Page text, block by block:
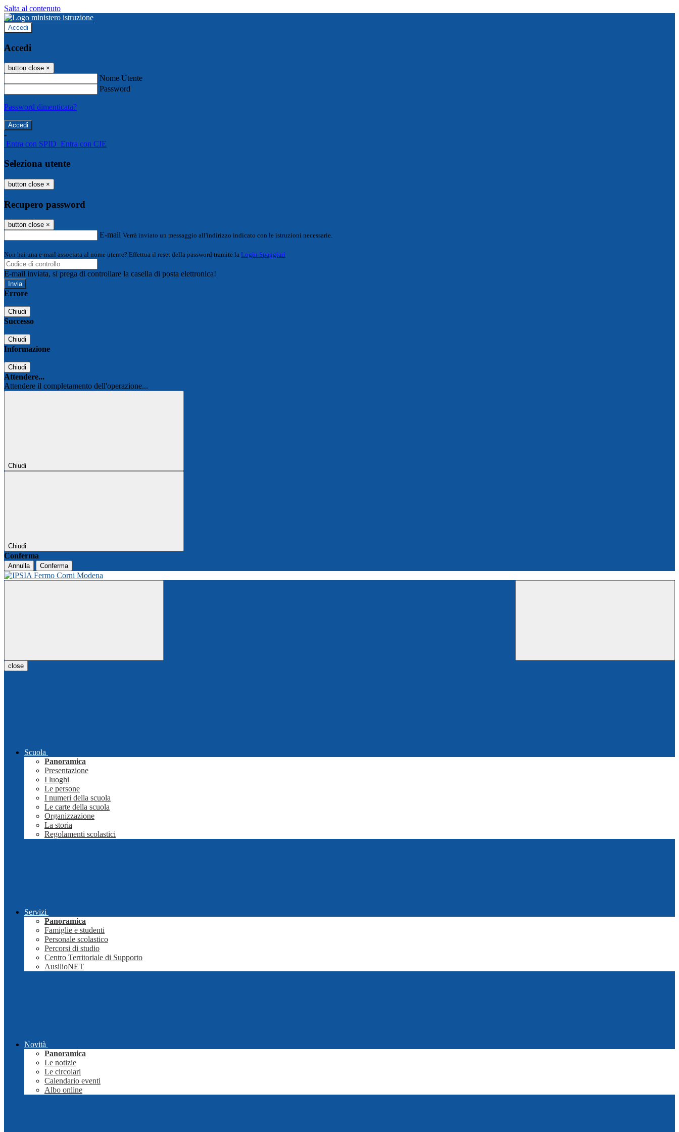
Salta al contenuto
Accedi
Accedi
button close ×
Nome Utente
Password
Password dimenticata?
-
Entra con SPID Entra con CIE
Seleziona utente
button close ×
Recupero password
button close ×
E-mail Verrà inviato un messaggio all'indirizzo indicato con le istruzioni necessarie.
Non hai una e-mail associata al nome utente? Effettua il reset della password tramite la Login Spaggiari
E-mail inviata, si prega di controllare la casella di posta elettronica!
Errore
Chiudi
Successo
Chiudi
Informazione
Chiudi
Attendere...
Attendere il completamento dell'operazione...
Chiudi
Chiudi
Conferma
Annulla Conferma
close
Scuola
Panoramica
Presentazione
I luoghi
Le persone
I numeri della scuola
Le carte della scuola
Organizzazione
La storia
Regolamenti scolastici
Servizi
Panoramica
Famiglie e studenti
Personale scolastico
Percorsi di studio
Centro Territoriale di Supporto
AusilioNET
Novità
Panoramica
Le notizie
Le circolari
Calendario eventi
Albo online